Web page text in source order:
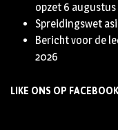
opzet 6 augustus
Spreidingswet
Bericht voor de
2026
LIKE ONS OP